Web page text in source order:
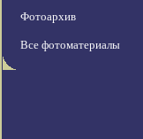
Фотоархив
Все фотоматериалы